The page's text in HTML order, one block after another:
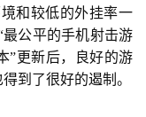
和较低的外挂率一
最公平的手机射击游
”更新后，良好的游
到了很好的遏制。